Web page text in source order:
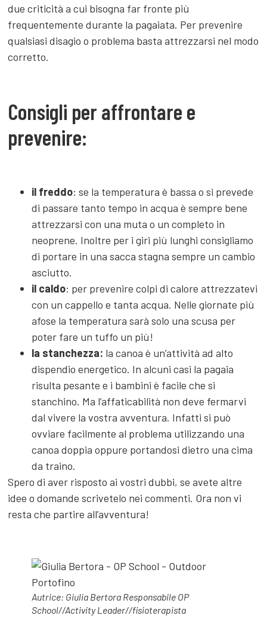
due criticità a cui bisogna far fronte più
frequentemente durante la pagaiata. Per prevenire
qualsiasi disagio o problema basta attrezzarsi nel modo
corretto.
Consigli per affrontare e
prevenire:
il freddo: se la temperatura è bassa o si prevede
di passare tanto tempo in acqua è sempre bene
attrezzarsi con una muta o un completo in
neoprene. Inoltre per i giri più lunghi consigliamo
di portare in una sacca stagna sempre un cambio
asciutto.
il caldo: per prevenire colpi di calore attrezzatevi
con un cappello e tanta acqua. Nelle giornate più
afose la temperatura sarà solo una scusa per
poter fare un tuffo un più!
la stanchezza: la canoa è un’attività ad alto
dispendio energetico. In alcuni casi la pagaia
risulta pesante e i bambini è facile che si
stanchino. Ma l’affaticabilità non deve fermarvi
dal vivere la vostra avventura. Infatti si può
ovviare facilmente al problema utilizzando una
canoa doppia oppure portandosi dietro una cima
da traino.
Spero di aver risposto ai vostri dubbi, se avete altre
idee o domande scrivetelo nei commenti. Ora non vi
resta che partire all’avventura!
Autrice: Giulia Bertora Responsabile OP
School//Activity Leader//fisioterapista